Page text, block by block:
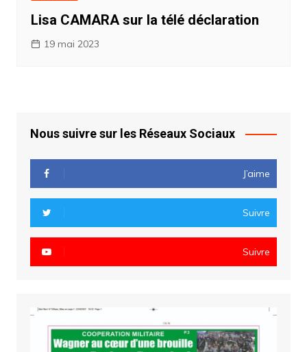
Lisa CAMARA sur la télé déclaration
19 mai 2023
Nous suivre sur les Réseaux Sociaux
J’aime
Suivre
Suivre